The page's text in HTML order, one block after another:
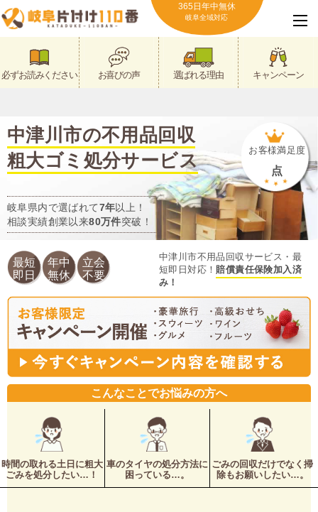
365日年中無休
岐阜全域対応
必ずお読みください お喜びの声 選ばれる理由 キャンペーン
中津川市の不用品回収
粗大ゴミ処分サービス
岐阜県内で選ばれて7年以上！
相談実績創業以来80万件突破！
お客様満足度
点
最短
即日
年中
無休
立会
不要
中津川市不用品回収サービス・最
短即日対応！ 賠償責任保険加入済
み！
こんなことでお悩みの方へ
時間の取れる土日に粗大
ごみを処分したい…！
車のタイヤの処分方法に
困っている…。
ごみの回収だけでなく掃
除もお願いしたい…。